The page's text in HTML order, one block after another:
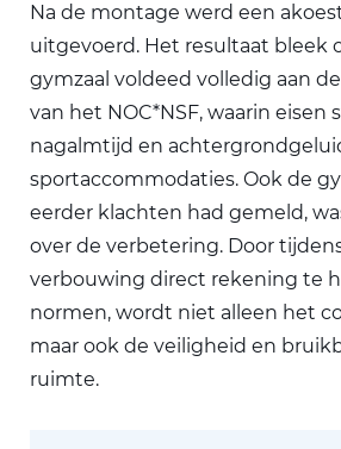
Na de montage werd een
uitgevoerd. Het resultaat bleek
gymzaal voldeed volledig aan
van het NOC*NSF, waarin eisen
nagalmtijd en
sportaccommodaties. Ook de
eerder klachten had gemeld,
over de verbetering. Door
verbouwing direct rekening te
normen, wordt niet alleen het
maar ook de veiligheid en
ruimte.